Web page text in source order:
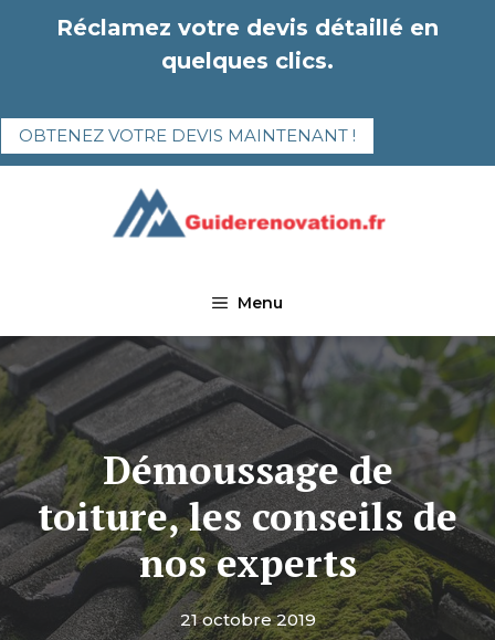
Réclamez votre devis détaillé en
quelques clics.
OBTENEZ VOTRE DEVIS MAINTENANT !
Menu
Démoussage de
toiture, les conseils de
nos experts
21 octobre 2019